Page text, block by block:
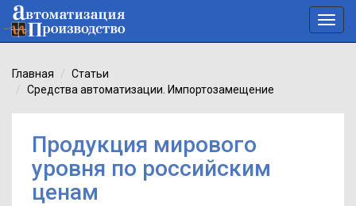
Главная
Статьи
Средства автоматизации. Импортозамещение
Продукция мирового
уровня по российским
ценам